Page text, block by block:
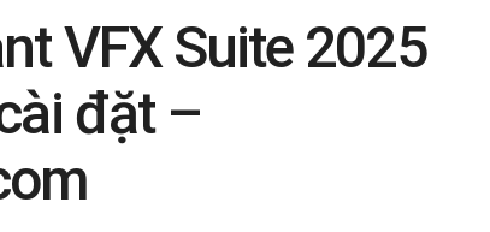
VFX Suite 2025
đặt –